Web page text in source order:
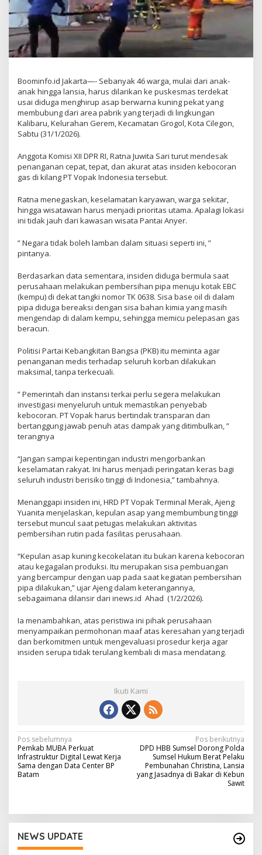
Boominfo.id Jakarta—- Sebanyak 46 warga, mulai dari anak-
anak hingga lansia, harus dilarikan ke puskesmas terdekat
usai diduga menghirup asap berwarna kuning pekat yang
membubung dari area pabrik yang terjadi di lingkungan
Kalibaru, Kelurahan Gerem, Kecamatan Grogol, Kota Cilegon,
Sabtu (31/1/2026).
Anggota Komisi XII DPR RI, Ratna Juwita Sari turut mendesak
penanganan cepat, tepat, dan akurat atas insiden kebocoran
gas di kilang PT Vopak Indonesia tersebut.
Ratna menegaskan, keselamatan karyawan, warga sekitar,
hingga wisatawan harus menjadi prioritas utama. Apalagi lokasi
ini tidak jauh dari kawasan wisata Pantai Anyer.
” Negara tidak boleh lamban dalam situasi seperti ini, ”
pintanya.
Berdasarkan data sementara, insiden diduga bermula saat
perusahaan melakukan pembersihan pipa menuju kotak EBC
(kempu) di dekat tangki nomor TK 0638. Sisa base oil di dalam
pipa diduga bereaksi dengan sisa bahan kimia yang masih
mengendap di dalam kempu, sehingga memicu pelepasan gas
beracun.
Politisi Partai Kebangkitan Bangsa (PKB) itu meminta agar
penanganan medis terhadap seluruh korban dilakukan
maksimal, tanpa terkecuali.
” Pemerintah dan instansi terkai perlu segera melakukan
investigasi menyeluruh untuk memastikan penyebab
kebocoran. PT Vopak harus bertindak transparan dan
bertanggung jawab penuh atas dampak yang ditimbulkan, ”
terangnya
“Jangan sampai kepentingan industri mengorbankan
keselamatan rakyat. Ini harus menjadi peringatan keras bagi
seluruh industri berisiko tinggi di Indonesia,” tambahnya.
Menanggapi insiden ini, HRD PT Vopak Terminal Merak, Ajeng
Yuanita menjelaskan, kepulan asap yang membumbung tinggi
tersebut muncul saat petugas melakukan aktivitas
pembersihan rutin pada fasilitas perusahaan.
“Kepulan asap kuning kecokelatan itu bukan karena kebocoran
atau kegagalan produksi. Itu merupakan sisa pembuangan
yang bercampur dengan uap pada saat kegiatan pembersihan
pipa dilakukan,” ujar Ajeng dalam keterangannya,
sebagaimana dilansir dari inews.id Ahad (1/2/2026).
Ia menambahkan, atas peristiwa ini pihak perusahaan
menyampaikan permohonan maaf atas keresahan yang terjadi
dan berkomitmen untuk mengevaluasi prosedur kerja agar
insiden serupa tidak terulang kembali di masa mendatang.
Ikuti Kami
N
a
v
a
s
Pos sebelumnya
Pemkab MUBA Perkuat
Infrastruktur Digital Lewat Kerja
Sama dengan Data Center BP
Batam
Pos berikutnya
DPD HBB Sumsel Dorong Polda
Sumsel Hukum Berat Pelaku
Pembunahan Christina, Lansia
yang Jasadnya di Bakar di Kebun
Sawit
NEWS UPDATE